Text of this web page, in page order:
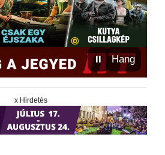
⏸ Hang
x Hirdetés